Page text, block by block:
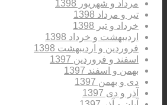
مرداد و شهریور 1398
تیر و مرداد 1398
خرداد و تیر 1398
اردیبهشت و خرداد 1398
فروردین و اردیبهشت 1398
اسفند و فروردین 1397
بهمن و اسفند 1397
دی و بهمن 1397
آذر و دی 1397